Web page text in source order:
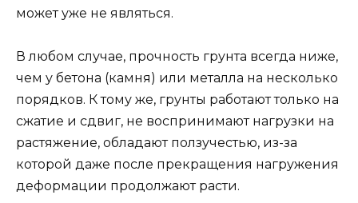
может уже не являться.
В любом случае, прочность грунта всегда ниже,
чем у бетона (камня) или металла на несколько
порядков. К тому же, грунты работают только на
сжатие и сдвиг, не воспринимают нагрузки на
растяжение, обладают ползучестью, из-за
которой даже после прекращения нагружения
деформации продолжают расти.